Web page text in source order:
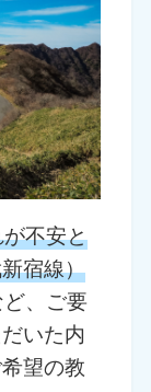
不安と
宿線）
ど、ご要
いた内
望の教